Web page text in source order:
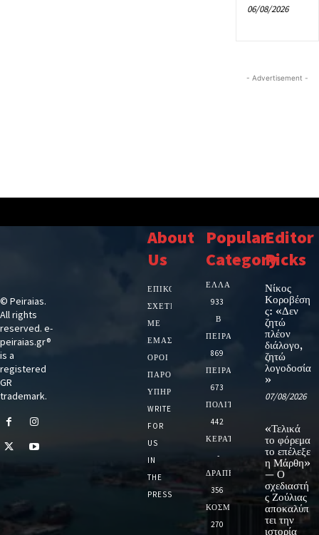
06/08/2026
- Advertisement -
© Peiraias.
All rights
reserved. e-
peiraias.gr®
is a
registered
GR
trademark.
About
Us
ΕΠΙΚΟΙΝΩΝΙΑ
ΣΧΕΤΙΚΆ
ΜΕ
ΕΜΆΣ
ΌΡΟΙ
ΠΑΡΟΧΉΣ
ΥΠΗΡΕΣΙΏΝ
WRITE
FOR
US
IN
THE
PRESS
Popular
Category
ΕΛΛΑΔΑ
933
Β
ΠΕΙΡΑΙΑ
869
ΠΕΙΡΑΙΑΣ
673
ΠΟΛΙΤΙΚΗ
442
ΚΕΡΑΤΣΙΝΙ
-
ΔΡΑΠΕΤΣΩΝΑ
356
ΚΟΣΜΟΣ
270
Editor
Picks
Νίκος
Κοροβέση
ς: «Δεν
ζητώ
πλέον
διάλογο,
ζητώ
λογοδοσία
»
07/08/2026
«Τελικά
το φόρεμα
το επέλεξε
η Μάρθη»
— Ο
σχεδιαστή
ς Ζούλιας
αποκαλύπ
τει την
ιστορία